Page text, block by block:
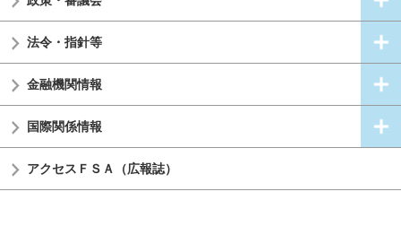
法令・指針等
金融機関情報
国際関係情報
アクセスＦＳＡ（広報誌）